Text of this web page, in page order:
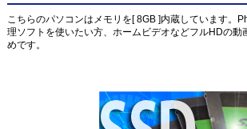
こちらのパソコンはメモリを[ 8GB ]内蔵しています。
理ソフトを使いたい方、ホームビデオなどフルHDの動
めです。